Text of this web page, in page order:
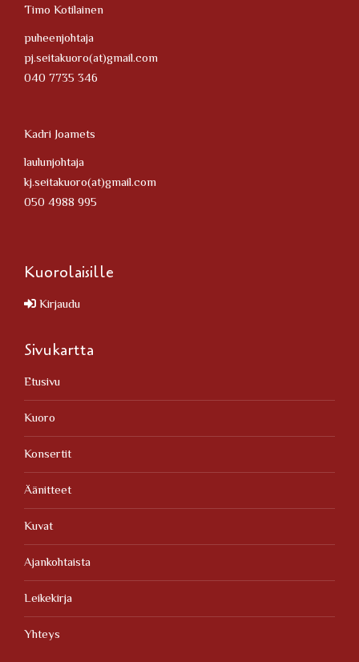
Timo Kotilainen
puheenjohtaja
pj.seitakuoro(at)gmail.com
040 7735 346
Kadri Joamets
laulunjohtaja
kj.seitakuoro(at)gmail.com
050 4988 995
Kuorolaisille
Kirjaudu
Sivukartta
Etusivu
Kuoro
Konsertit
Äänitteet
Kuvat
Ajankohtaista
Leikekirja
Yhteys